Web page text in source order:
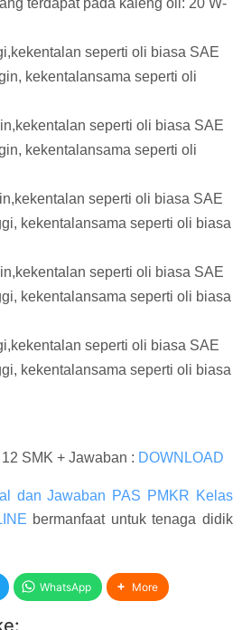
terdapat pada kaleng oli: 20 W-
seperti oli biasa SAE
kekentalansama seperti oli
seperti oli biasa SAE
kekentalansama seperti oli
seperti oli biasa SAE
kekentalansama seperti oli biasa
seperti oli biasa SAE
kekentalansama seperti oli biasa
seperti oli biasa SAE
kekentalansama seperti oli biasa
SMK + Jawaban : DOWNLOAD
dan Jawaban PAS PMKR Kelas
bermanfaat untuk tenaga didik
WhatsApp More